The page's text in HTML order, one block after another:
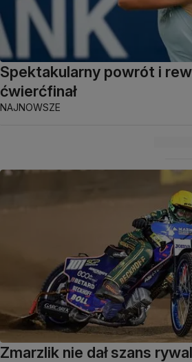
Spektakularny powrót i
ćwierćfinał
NAJNOWSZE
Zmarzlik nie dał szans